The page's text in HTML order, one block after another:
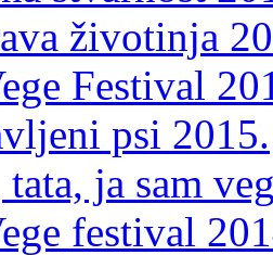
životinja
Festival
psi 2015.
ja sam
festival